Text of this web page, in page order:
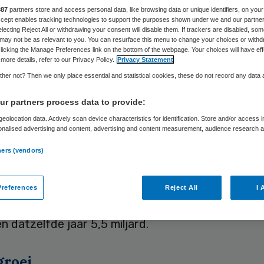
Skipr Redactie 16 augustus 2012 ,10:00 45 keer gelezen
positie van ggz-instellingen staat onder druk.
waarschuwen de accountants van Deloitte. Het
met een negatief exploitatieresultaat steeg.
is de solvabiliteit in de sector verbeterd.
instellingen
. Samen waren de instellingen in
datzelfde jaar 5,5 miljard.
partners store and access personal data, like browsing data or unique identifiers, on your
enables tracking technologies to support the purposes shown under we and our
Reject All or withdrawing your consent will disable them. If trackers are disabled,
not be as relevant to you. You can resurface this menu to change your choices or
the Manage Preferences link on the bottom of the webpage. Your choices will have
details, refer to our Privacy Policy.
Privacy Statement
not? Then we only place essential and statistical cookies, these do not record any data
partners process data to provide:
data. Actively scan device characteristics for identification. Store and/or access
advertising and content, advertising and content measurement, audience research
(vendors)
Reject All I